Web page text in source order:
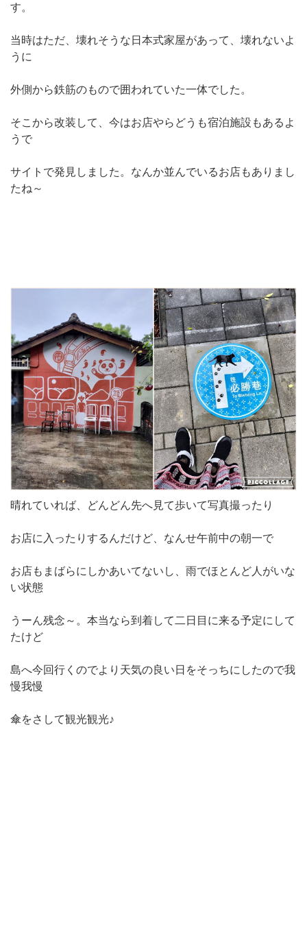
す。
当時はただ、壊れそうな日本式家屋があって、壊れないよ
うに
外側から鉄筋のもので囲われていた一体でした。
そこから改装して、今はお店やらどうも宿泊施設もあるよ
うで
サイトで発見しました。なんか並んでいるお店もありまし
たね～
晴れていれば、どんどん先へ見て歩いて写真撮ったり
お店に入ったりするんだけど、なんせ午前中の朝一で
お店もまばらにしかあいてないし、雨でほとんど人がいな
い状態
うーん残念～。本当なら到着して二日目に来る予定にして
たけど
島へ今回行くのでより天気の良い日をそっちにしたので我
慢我慢
傘をさして観光観光♪